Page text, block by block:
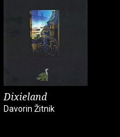
Dixieland
Davorin Žitnik